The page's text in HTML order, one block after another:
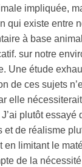
impliquée,
qui existe entre
à base
sur notre
Une étude
de ces sujets
elle
plutôt essayé
et de réalisme
en limitant le
de la nécessité